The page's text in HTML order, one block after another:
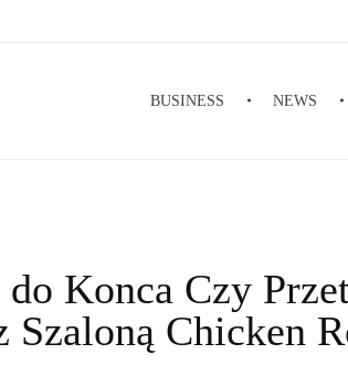
BUSINESS NEWS
Konca Czy
Szaloną Chicken